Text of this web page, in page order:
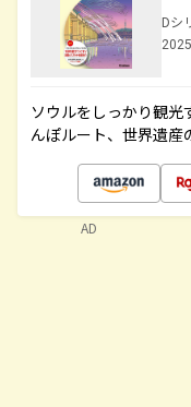
Dシ
ソウルをしっかり観
んぽルート、世界遺産
AD